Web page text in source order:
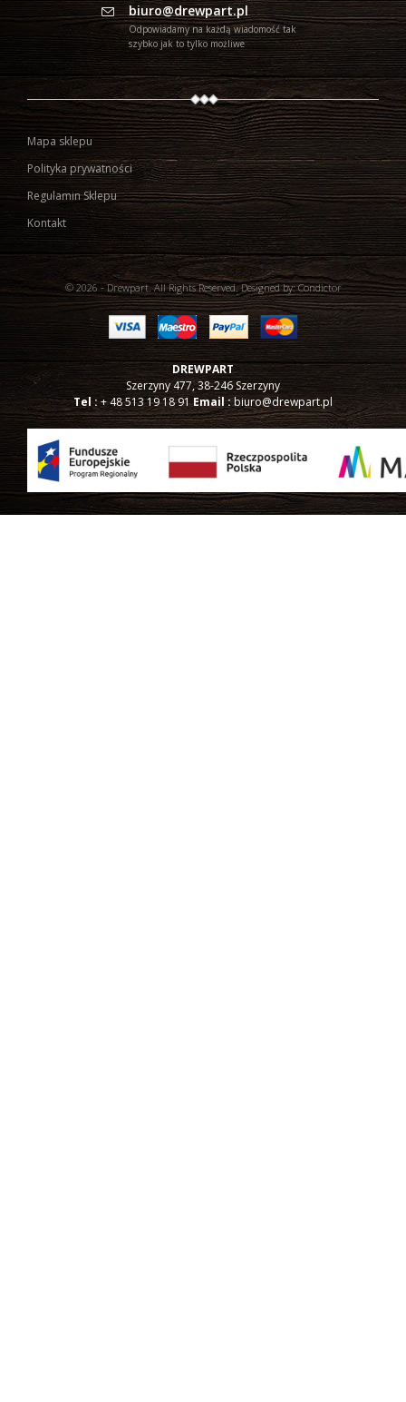
biuro@drewpart.pl
Odpowiadamy na każdą wiadomość tak
szybko jak to tylko możliwe
Mapa sklepu
Polityka prywatności
Regulamin Sklepu
Kontakt
© 2026 - Drewpart. All Rights Reserved.Designed by:Condictor
DREWPART
Szerzyny 477,38-246Szerzyny
Tel : + 48 513 19 18 91Email :biuro@drewpart.pl